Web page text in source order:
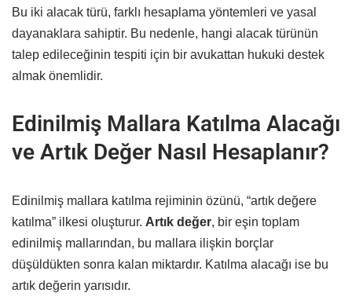
Bu iki alacak türü, farklı hesaplama yöntemleri ve yasal
dayanaklara sahiptir. Bu nedenle, hangi alacak türünün
talep edileceğinin tespiti için bir avukattan hukuki destek
almak önemlidir.
Edinilmiş Mallara Katılma Alacağı
ve Artık Değer Nasıl Hesaplanır?
Edinilmiş mallara katılma rejiminin özünü, “artık değere
katılma” ilkesi oluşturur. Artık değer, bir eşin toplam
edinilmiş mallarından, bu mallara ilişkin borçlar
düşüldükten sonra kalan miktardır. Katılma alacağı ise bu
artık değerin yarısıdır.